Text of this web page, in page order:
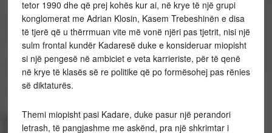
tetor 1990 dhe që prej kohës kur ai, në krye të një grupi
konglomerat me Adrian Klosin, Kasem Trebeshinën e disa
të tjerë që u thërrmuan vite më vonë njëri pas tjetrit, nisi një
sulm frontal kundër Kadaresë duke e konsideruar miopisht
si një pengesë në ambiciet e veta karrieriste, për të qenë
në krye të klasës së re politike që po formësohej pas rënies
së diktaturës.
Themi miopisht pasi Kadare, duke pasur një perandori
letrash, të pangjashme me askënd, pra një shkrimtar i